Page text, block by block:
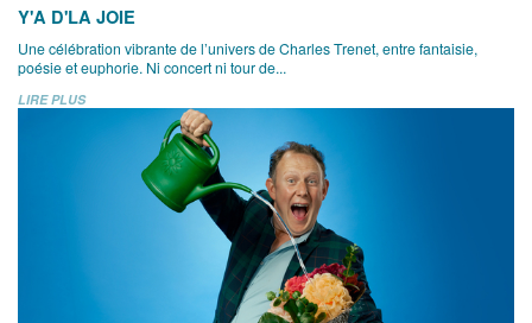
Y'A D'LA JOIE
Une célébration vibrante de l’univers de Charles Trenet, entre fantaisie,
poésie et euphorie. Ni concert ni tour de...
LIRE PLUS